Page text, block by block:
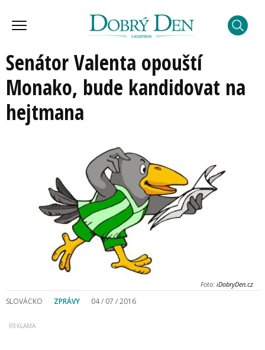
Senátor Valenta opouští
Monako, bude kandidovat na
hejtmana
Foto: iDobryDen.cz
SLOVÁCKO ZPRÁVY 04 / 07 / 2016